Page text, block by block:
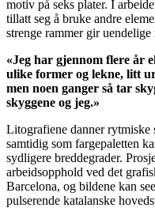
motiv på seks plater. I
tillatt seg å bruke andre
strenge rammer gir
«Jeg har gjennom flere år
ulike former og lekne, litt
men noen ganger så tar
skyggene og jeg.»
Litografiene danner rytmiske
samtidig som fargepaletten
sydligere breddegrader.
arbeidsopphold ved det
Barcelona, og bildene kan
pulserende katalanske